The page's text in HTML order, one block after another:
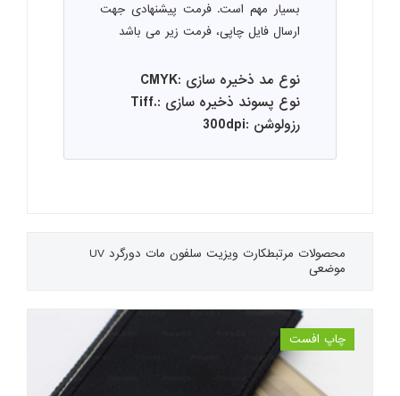
بسیار مهم است. فرمت پیشنهادی جهت
ارسال فایل چاپی، فرمت زیر می باشد
نوع مد ذخیره سازی :CMYK
نوع پسوند ذخیره سازی :.Tiff
رزولوشن :300dpi
محصولات مرتبط
کارت ویزیت سلفون مات دورگرد UV
موضعی
چاپ افست